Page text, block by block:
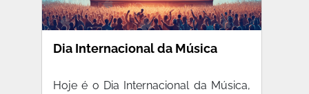
Dia Internacional da Música
Hoje é o Dia Internacional da Música,